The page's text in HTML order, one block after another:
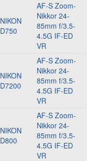
NIKON
D750
AF-S Zoom-
Nikkor 24-
85mm f/3.5-
4.5G IF-ED
VR
NIKON
D7200
AF-S Zoom-
Nikkor 24-
85mm f/3.5-
4.5G IF-ED
VR
NIKON
D800
AF-S Zoom-
Nikkor 24-
85mm f/3.5-
4.5G IF-ED
VR